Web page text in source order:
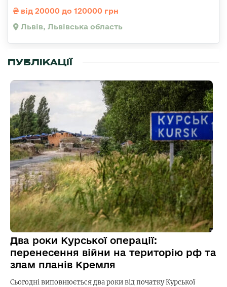
від 20000 до 120000 грн
Львів, Львівська область
ПУБЛІКАЦІЇ
Два роки Курської операції:
перенесення війни на територію рф та
злам планів Кремля
Сьогодні виповнюється два роки від початку Курської